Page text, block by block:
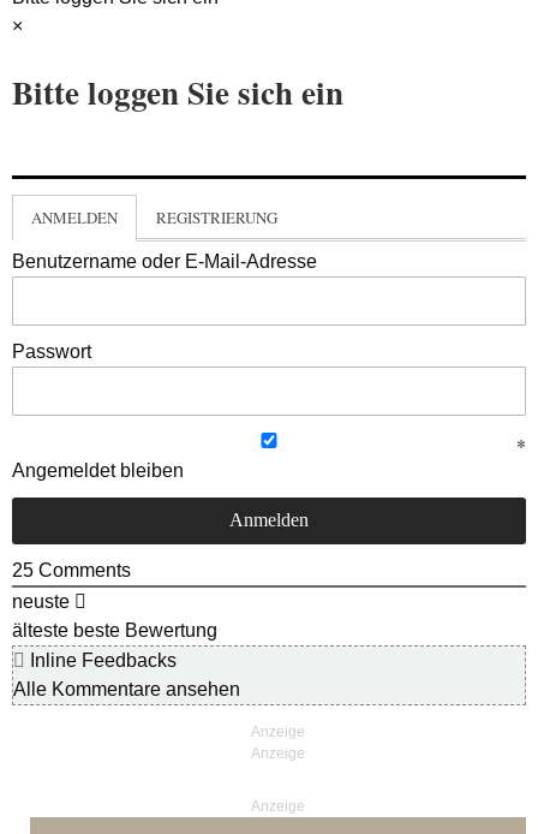
×
Bitte loggen Sie sich ein
ANMELDEN REGISTRIERUNG
Benutzername oder E-Mail-Adresse
Passwort
Angemeldet bleiben
25 Comments
neuste
älteste beste Bewertung
Inline Feedbacks
Alle Kommentare ansehen
Anzeige